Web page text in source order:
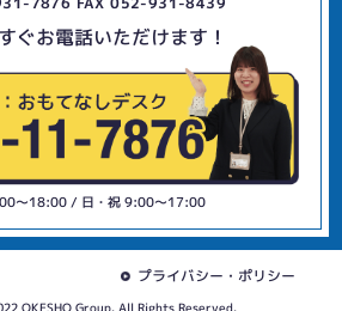
ぐお電話いただけます！
〜18:00 / 日・祝 9:00〜17:00
プライバシー・ポリシー